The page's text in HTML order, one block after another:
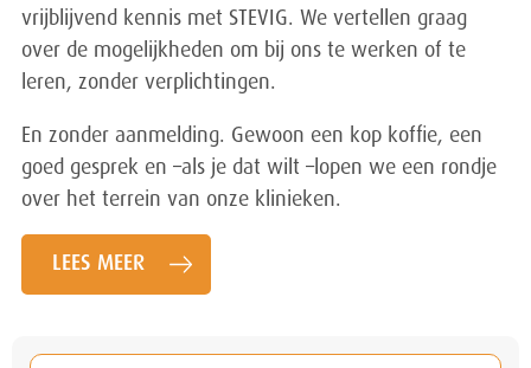
vrijblijvend kennis met STEVIG. We vertellen graag
over de mogelijkheden om bij ons te werken of te
leren, zonder verplichtingen.
En zonder aanmelding. Gewoon een kop koffie, een
goed gesprek en –als je dat wilt –lopen we een rondje
over het terrein van onze klinieken.
LEES MEER